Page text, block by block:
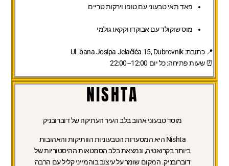
פאד תאי טבעוני עם טופו וירקות טריים
מוס שוקולד עם אבוקדו וקקאו גולמי
📍 כתובת: Ul. bana Josipa Jelačića 15, Dubrovnik
⏰ שעות פתיחה: כל יום 12:00–22:00
NISHTA
מוסד טבעוני אהוב בלב העיר העתיקה של דוברובניק
Nishta היא המסעדות הטבעוניות הוותיקות והאהובות
ביותר בקרואטיה, ונמצאת בלב הסמטאות ההיסטוריות של
דוברובניק. המקום שומר על עיצוב בוהמייני קליל עם הרבה